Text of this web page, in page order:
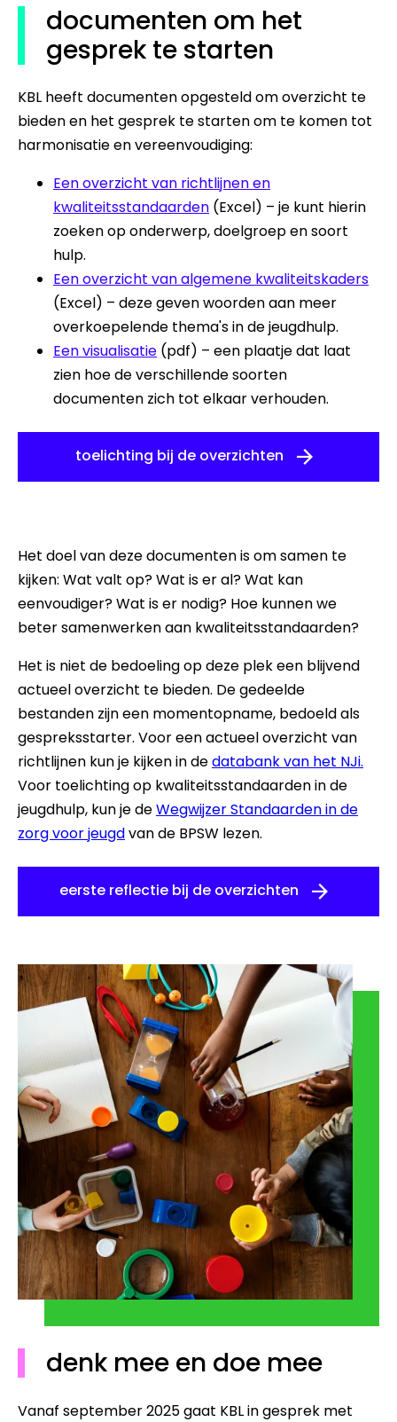
documenten om het
gesprek te starten
KBL heeft documenten opgesteld om overzicht te
bieden en het gesprek te starten om te komen tot
harmonisatie en vereenvoudiging:
Een overzicht van richtlijnen en
kwaliteitsstandaarden (Excel) – je kunt hierin
zoeken op onderwerp, doelgroep en soort
hulp.
Een overzicht van algemene kwaliteitskaders
(Excel) – deze geven woorden aan meer
overkoepelende thema's in de jeugdhulp.
Een visualisatie (pdf) – een plaatje dat laat
zien hoe de verschillende soorten
documenten zich tot elkaar verhouden.
toelichting bij de overzichten
Het doel van deze documenten is om samen te
kijken: Wat valt op? Wat is er al? Wat kan
eenvoudiger? Wat is er nodig? Hoe kunnen we
beter samenwerken aan kwaliteitsstandaarden?
Het is niet de bedoeling op deze plek een blijvend
actueel overzicht te bieden. De gedeelde
bestanden zijn een momentopname, bedoeld als
gespreksstarter. Voor een actueel overzicht van
richtlijnen kun je kijken in dedatabank van het NJi.
Voor toelichting op kwaliteitsstandaarden in de
jeugdhulp, kun je deWegwijzer Standaarden in de
zorg voor jeugdvan de BPSW lezen.
eerste reflectie bij de overzichten
denk mee en doe mee
Vanaf september 2025 gaat KBL in gesprek met